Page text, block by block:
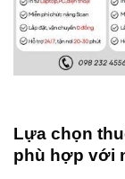
Lựa chọn
phù hợp với